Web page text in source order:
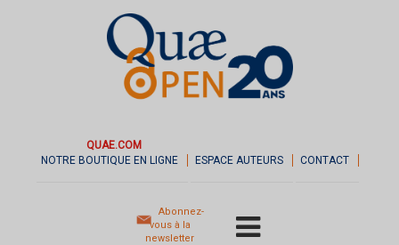
QUAE.COM
NOTRE BOUTIQUE EN LIGNE
ESPACE AUTEURS CONTACT
Abonnez-
vous à la
newsletter